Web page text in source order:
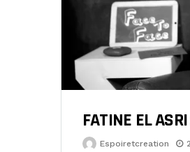
FATINE EL
Espoiretcreation